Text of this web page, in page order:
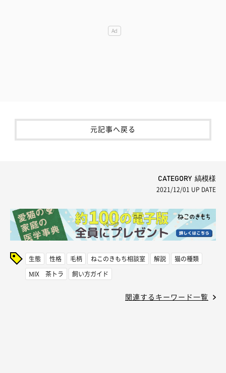
元記事へ戻る
CATEGORY 縞模様
2021/12/01 UP DATE
生態 性格 毛柄 ねこのきもち相談室 解説
猫の種類
MIX 茶トラ
飼い方ガイド
関連するキーワード一覧